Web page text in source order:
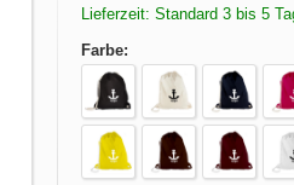
Lieferzeit: Standard 3 bis 5
Farbe: